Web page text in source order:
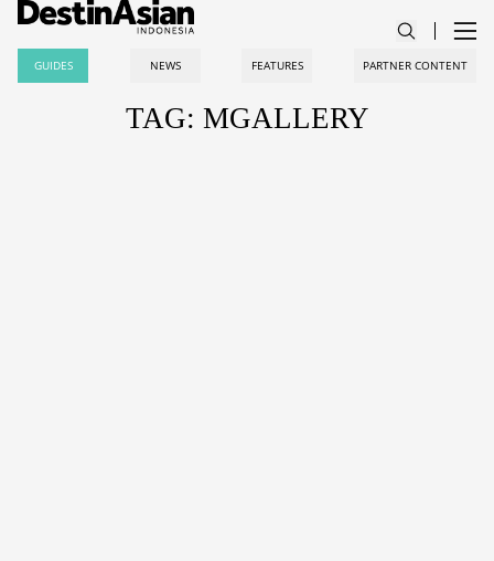
GUIDES NEWS FEATURES PARTNER CONTENT
TAG: MGALLERY